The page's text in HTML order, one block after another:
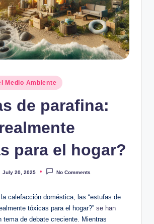
Medio Ambiente
de parafina:
para el hogar?
July 20, 2025 No Comments
calefacción doméstica, las “estufas de
tóxicas para el hogar?” se han
‍tema de debate creciente. Mientras